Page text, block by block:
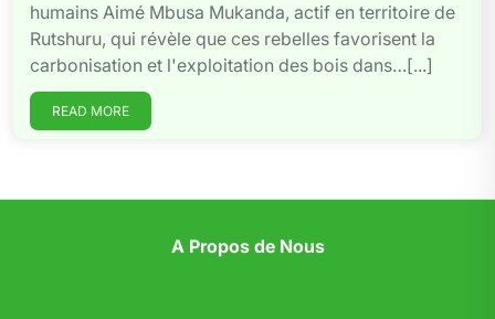
humains Aimé Mbusa Mukanda, actif en territoire de
Rutshuru, qui révèle que ces rebelles favorisent la
carbonisation et l'exploitation des bois dans…[...]
READ MORE
A Propos de Nous